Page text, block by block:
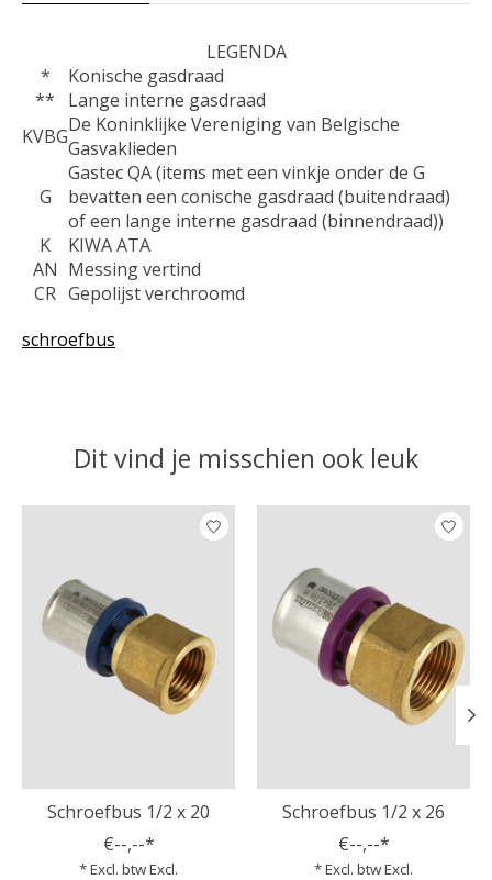
LEGENDA
*
Konische gasdraad
**
Lange interne gasdraad
KVBGDe Koninklijke Vereniging van Belgische
Gasvaklieden
G
Gastec QA (items met een vinkje onder de G
bevatten een conische gasdraad (buitendraad)
of een lange interne gasdraad (binnendraad))
K
KIWA ATA
AN Messing vertind
CR Gepolijst verchroomd
schroefbus
Dit vind je misschien ook leuk
Items van productcarrousel
Schroefbus 1/2 x 20
€--,--*
* Excl. btw Excl.
Schroefbus 1/2 x 26
€--,--*
* Excl. btw Excl.